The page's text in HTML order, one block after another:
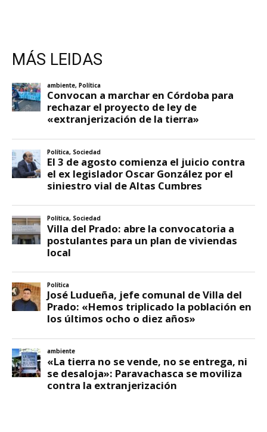
MÁS LEIDAS